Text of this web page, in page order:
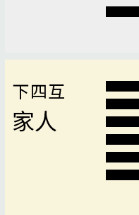
下四互
家人